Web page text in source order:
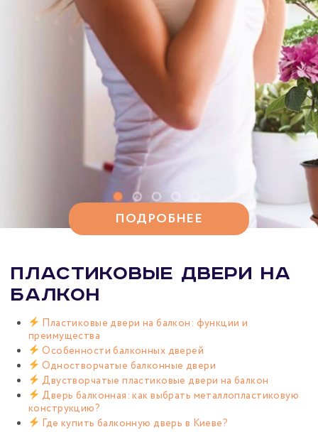
ПОДРОБНЕЕ
Пластиковые двери на
балкон
Пластиковые двери на балкон: функции и
преимущества
Особенности балконных дверей
Одностворчатые балконные двери
Двустворчатые пластиковые двери на балкон
Дверь балконная: как выбрать металлопластиковую
конструкцию?
Где купить балконную дверь в Киеве?